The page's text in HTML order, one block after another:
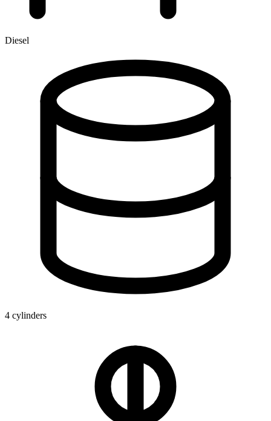
Diesel
4 cylinders